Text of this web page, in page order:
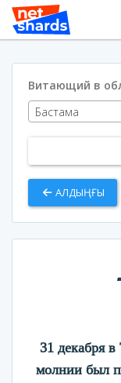
Витающий в
Бастама
АЛДЫҢҒЫ
31 декабря
молнии был